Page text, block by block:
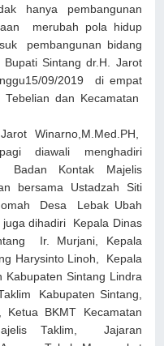
hanya pembangunan
merubah pola hidup
pembangunan bidang
Sintang dr.H. Jarot
09/2019 di empat
dan Kecamatan
Winarno,M.Med.PH,
diawali menghadiri
Kontak Majelis
bersama Ustadzah Siti
Desa Lebak Ubah
dihadiri Kepala Dinas
Ir. Murjani, Kepala
Harysinto Linoh, Kepala
Kabupaten Sintang Lindra
Kabupaten Sintang,
Ketua BKMT Kecamatan
Taklim, Jajaran